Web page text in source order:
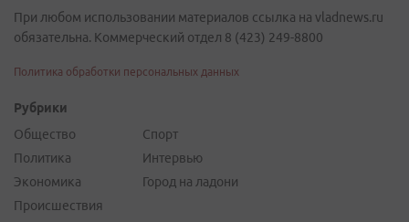
При любом использовании материалов ссылка на vladnews.ru
обязательна. Коммерческий отдел 8 (423) 249-8800
Политика обработки персональных данных
Рубрики
Общество
Политика
Экономика
Происшествия
Спорт
Интервью
Город на ладони